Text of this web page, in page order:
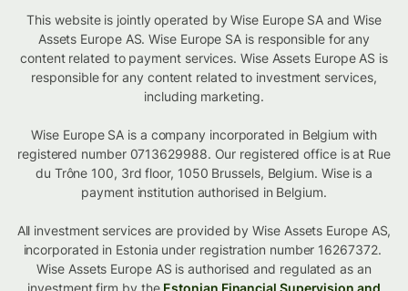
This website is jointly operated by Wise Europe SA and Wise
Assets Europe AS. Wise Europe SA is responsible for any
content related to payment services. Wise Assets Europe AS is
responsible for any content related to investment services,
including marketing.
Wise Europe SA is a company incorporated in Belgium with
registered number 0713629988. Our registered office is at Rue
du Trône 100, 3rd floor, 1050 Brussels, Belgium. Wise is a
payment institution authorised in Belgium.
All investment services are provided by Wise Assets Europe AS,
incorporated in Estonia under registration number 16267372.
Wise Assets Europe AS is authorised and regulated as an
investment firm by the Estonian Financial Supervision and